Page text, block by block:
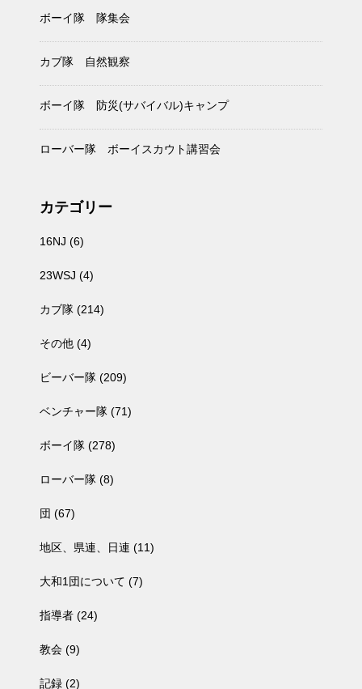
ボーイ隊 隊集会
カブ隊 自然観察
ボーイ隊 防災(サバイバル)キャンプ
ローバー隊 ボーイスカウト講習会
カテゴリー
16NJ (6)
23WSJ (4)
カブ隊 (214)
その他 (4)
ビーバー隊 (209)
ベンチャー隊 (71)
ボーイ隊 (278)
ローバー隊 (8)
団 (67)
地区、県連、日連 (11)
大和1団について (7)
指導者 (24)
教会 (9)
記録 (2)